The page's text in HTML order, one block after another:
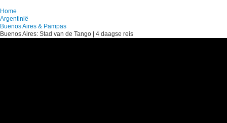
Home
Argentinië
Buenos Aires & Pampas
Buenos Aires: Stad van de Tango | 4 daagse reis